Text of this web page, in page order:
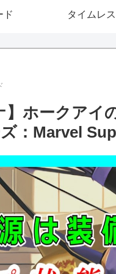
ド タイムレス
】ホークアイ
：Marvel